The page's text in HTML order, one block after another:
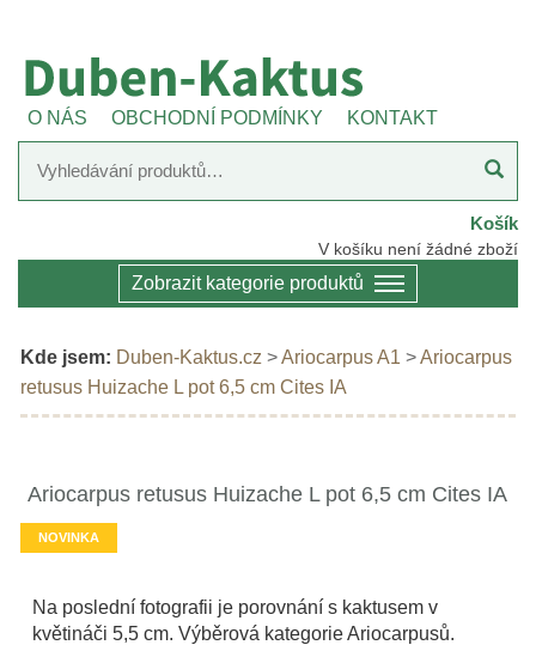
O NÁS OBCHODNÍ PODMÍNKY KONTAKT
Košík
V košíku není žádné zboží
Zobrazit kategorie produktů
Kde jsem: Duben-Kaktus.cz >Ariocarpus A1 >Ariocarpus
retusus Huizache L pot 6,5 cm Cites IA
Ariocarpus retusus Huizache L pot 6,5 cm Cites IA
NOVINKA
Na poslední fotografii je porovnání s kaktusem v
květináči 5,5 cm. Výběrová kategorie Ariocarpusů.